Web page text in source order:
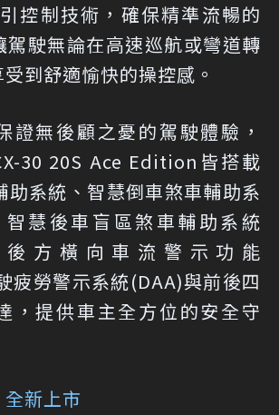
控制技術，確保精準流暢的
駕駛無論在高速巡航或彎道轉
到舒適愉快的操控感。
證無後顧之憂的駕駛體驗，
30 20S Ace Edition皆搭載
助系統、智慧倒車煞車輔助系
智慧後車盲區煞車輔助系統
後方橫向車流警示功能
疲勞警示系統(DAA)與前後四
，提供車主全方位的安全守
新上市